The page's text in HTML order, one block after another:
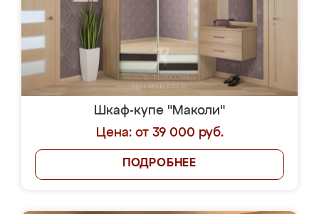
Шкаф-купе "Маколи"
Цена: от 39 000 руб.
ПОДРОБНЕЕ